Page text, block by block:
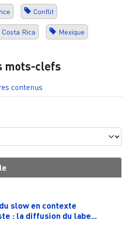
Conflit
Costa Rica Mexique
mots-clefs
contenus
slow en contexte
: la diffusion du labe...